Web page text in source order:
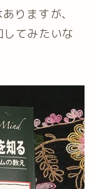
りますが、
てみたいな